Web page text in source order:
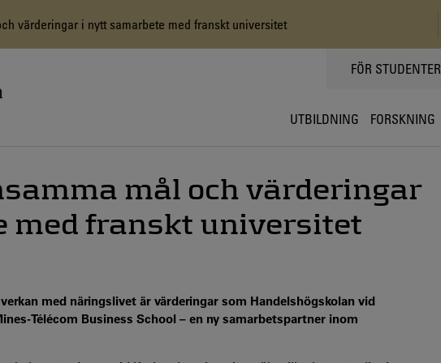
värderingar i nytt samarbete med franskt universitet
TOPPMENY
FÖR STUDENTER
UTBILDNING FORSKNING
mål och värderingar
med franskt universitet
med näringslivet är värderingar som Handelshögskolan vid
Télécom Business School – en ny samarbetspartner inom